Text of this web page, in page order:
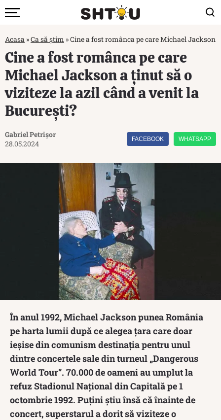
Acasa »Ca să știm »Cine a fost românca pe care Michael Jackson
Cine a fost românca pe care
Michael Jackson a ținut să o
viziteze la azil când a venit la
București?
Gabriel Petrișor
28.05.2024
FACEBOOK WHATSAPP
În anul 1992, Michael Jackson punea România
pe harta lumii după ce alegea țara care doar
ieșise din comunism destinația pentru unul
dintre concertele sale din turneul „Dangerous
World Tour”. 70.000 de oameni au umplut la
refuz Stadionul Național din Capitală pe 1
octombrie 1992. Puțini știu însă că înainte de
concert, superstarul a dorit să viziteze o